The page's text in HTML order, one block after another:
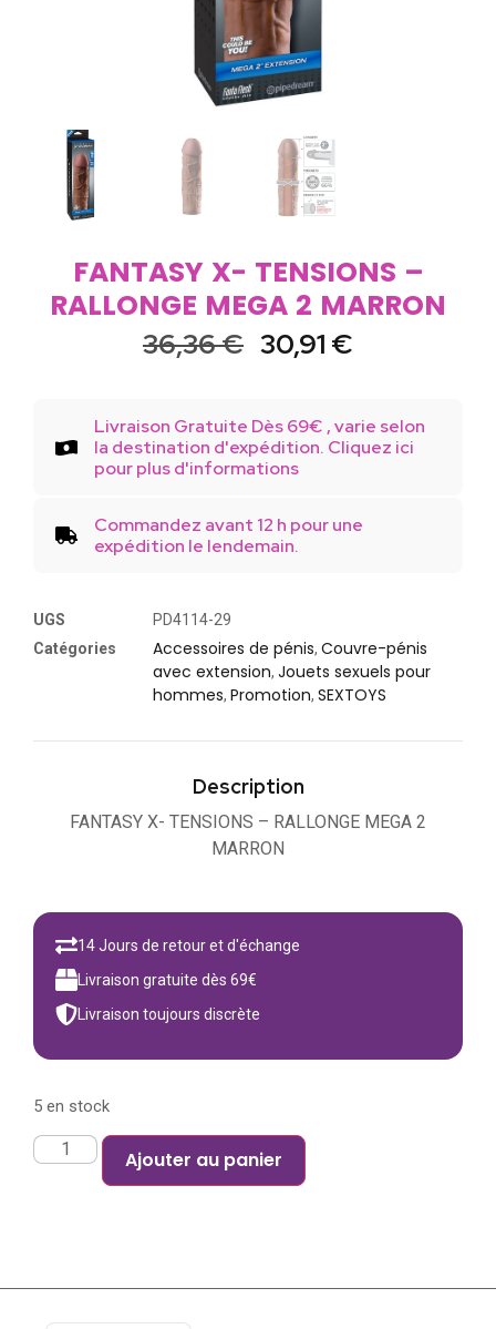
FANTASY X- TENSIONS –
RALLONGE MEGA 2 MARRON
36,36€ 30,91 €
Livraison Gratuite Dès 69€ , varie selon
la destination d'expédition. Cliquez ici
pour plus d'informations
Commandez avant 12 h pour une
expédition le lendemain.
UGS
PD4114-29
Catégories
Accessoires de pénis, Couvre-pénis
avec extension, Jouets sexuels pour
hommes, Promotion, SEXTOYS
Description
FANTASY X- TENSIONS – RALLONGE MEGA 2
MARRON
14 Jours de retour et d'échange
Livraison gratuite dès 69€
Livraison toujours discrète
5 en stock
Ajouter au panier